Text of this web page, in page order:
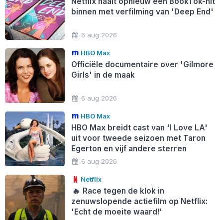
binnen met verfilming van 'Deep End'
6 aug 2026
HBO Max
Officiële documentaire over 'Gilmore
Girls' in de maak
6 aug 2026
HBO Max
HBO Max breidt cast van 'I Love LA'
uit voor tweede seizoen met Taron
Egerton en vijf andere sterren
6 aug 2026
Netflix
🔥 Race tegen de klok in
zenuwslopende actiefilm op Netflix:
'Echt de moeite waard!'